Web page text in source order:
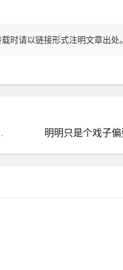
时请以链接形式注明文章出处。
骨怒斥太荒唐